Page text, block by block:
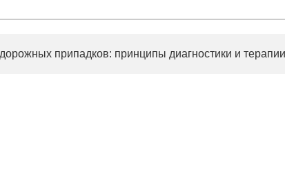
припадков: принципы диагностики и терапии